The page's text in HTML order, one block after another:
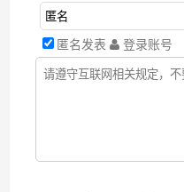
匿名发表 登录账号